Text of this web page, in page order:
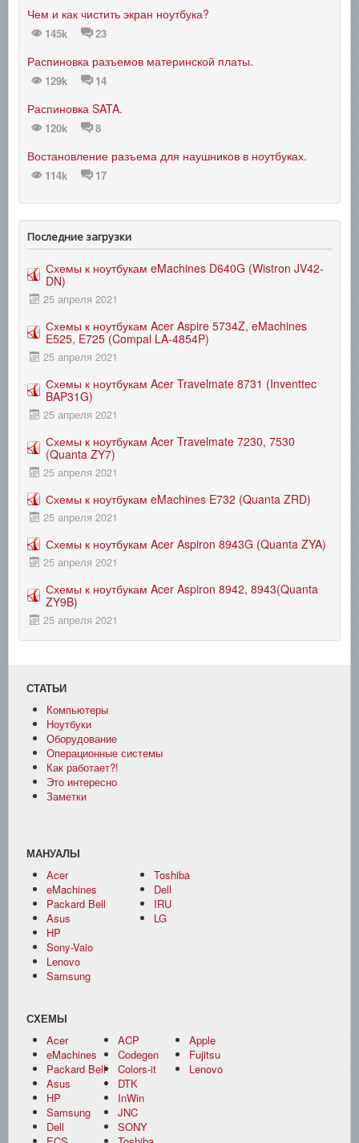
Чем и как чистить экран ноутбука?
145k 23
Распиновка разъемов материнской платы.
129k 14
Распиновка SATA.
120k 8
Востановление разъема для наушников в ноутбуках.
114k 17
Последние загрузки
Схемы к ноутбукам eMachines D640G (Wistron JV42-
DN)
25 апреля 2021
Схемы к ноутбукам Acer Aspire 5734Z, eMachines
E525, E725 (Compal LA-4854P)
25 апреля 2021
Схемы к ноутбукам Acer Travelmate 8731 (Inventtec
BAP31G)
25 апреля 2021
Схемы к ноутбукам Acer Travelmate 7230, 7530
(Quanta ZY7)
25 апреля 2021
Схемы к ноутбукам eMachines E732 (Quanta ZRD)
25 апреля 2021
Схемы к ноутбукам Acer Aspiron 8943G (Quanta ZYA)
25 апреля 2021
Схемы к ноутбукам Acer Aspiron 8942, 8943(Quanta
ZY9B)
25 апреля 2021
СТАТЬИ
Компьютеры
Ноутбуки
Оборудование
Операционные системы
Как работает?!
Это интересно
Заметки
МАНУАЛЫ
Acer
eMachines
Packard Bell
Asus
HP
Sony-Vaio
Lenovo
Samsung
Toshiba
Dell
IRU
LG
СХЕМЫ
Acer
eMachines
Packard Bell
Asus
HP
Samsung
Dell
ACP
Codegen
Colors-it
DTK
InWin
JNC
SONY
Apple
Fujitsu
Lenovo